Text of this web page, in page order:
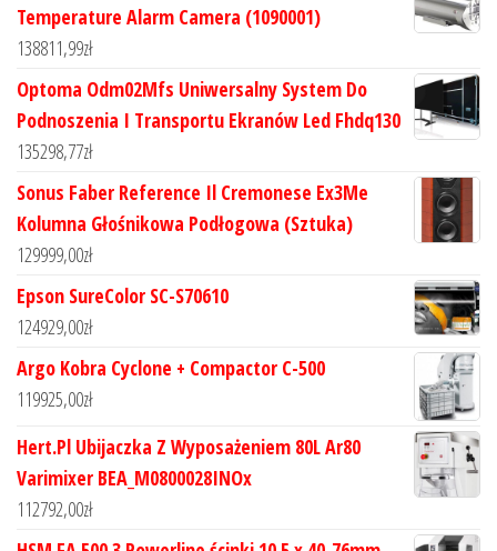
Temperature Alarm Camera (1090001)
138811,99zł
Optoma Odm02Mfs Uniwersalny System Do
Podnoszenia I Transportu Ekranów Led Fhdq130
135298,77zł
Sonus Faber Reference Il Cremonese Ex3Me
Kolumna Głośnikowa Podłogowa (Sztuka)
129999,00zł
Epson SureColor SC-S70610
124929,00zł
Argo Kobra Cyclone + Compactor C-500
119925,00zł
Hert.Pl Ubijaczka Z Wyposażeniem 80L Ar80
Varimixer BEA_M0800028INOx
112792,00zł